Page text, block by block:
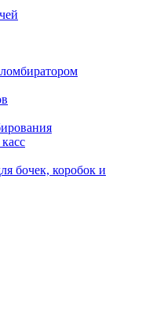
бочек, коробок и